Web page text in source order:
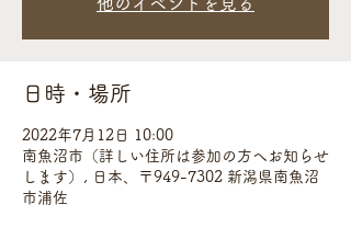
日時・場所
2022年7月12日 10:00
南魚沼市（詳しい住所は参加の方へお知らせ
します）, 日本、〒949-7302 新潟県南魚沼
市浦佐